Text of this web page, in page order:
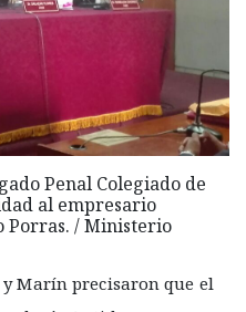
Penal Colegiado de
al empresario
Porras. / Ministerio
y Marín precisaron que el